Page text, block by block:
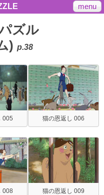
menu
ズル
) p.38
005 猫の恩返し 006
008 猫の恩返し 009